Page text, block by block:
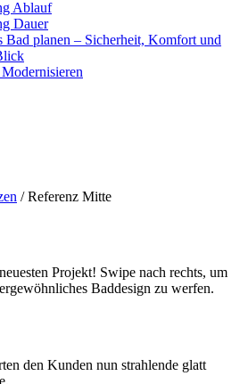
Ablauf
Dauer
Bad planen – Sicherheit, Komfort und
/Referenz Mitte
Projekt! Swipe nach rechts, um
Baddesign zu werfen.
den Kunden nun strahlende glatt